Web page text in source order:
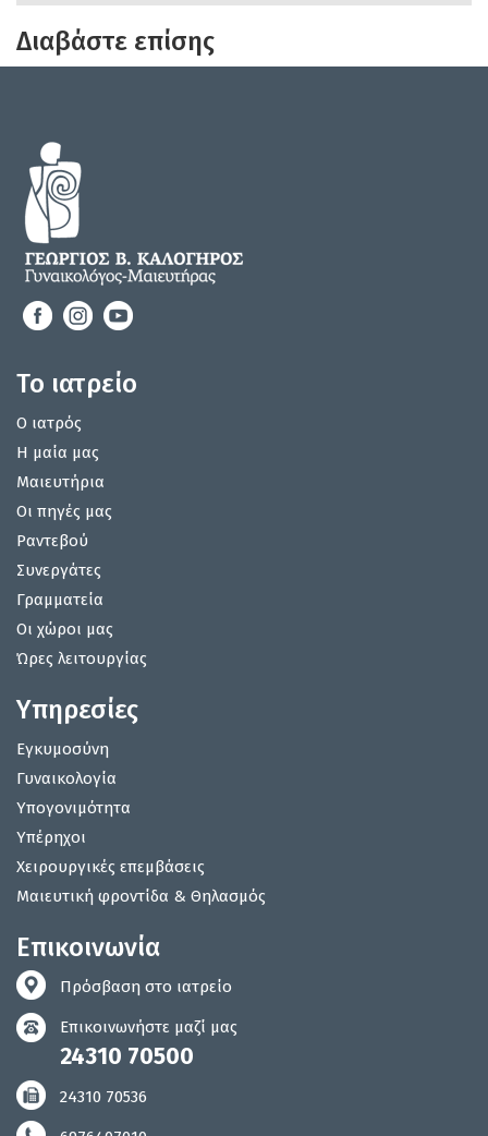
Διαβάστε επίσης
Το ιατρείο
Ο ιατρός
Η μαία μας
Μαιευτήρια
Οι πηγές μας
Ραντεβού
Συνεργάτες
Γραμματεία
Οι χώροι μας
Ώρες λειτουργίας
Υπηρεσίες
Εγκυμοσύνη
Γυναικολογία
Υπογονιμότητα
Υπέρηχοι
Χειρουργικές επεμβάσεις
Μαιευτική φροντίδα & Θηλασμός
Επικοινωνία
Πρόσβαση στο ιατρείο
Επικοινωνήστε μαζί μας
24310 70500
24310 70536